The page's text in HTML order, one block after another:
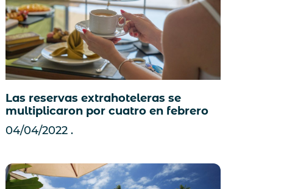
Las reservas extrahoteleras se
multiplicaron por cuatro en febrero
04/04/2022